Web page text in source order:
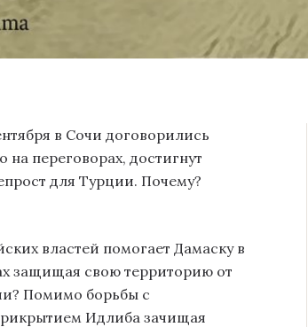
в Сочи договорились
переговорах, достигнут
для Турции. Почему?
властей помогает Дамаску в
защищая свою территорию от
Помимо борьбы с
Идлиба зачищая